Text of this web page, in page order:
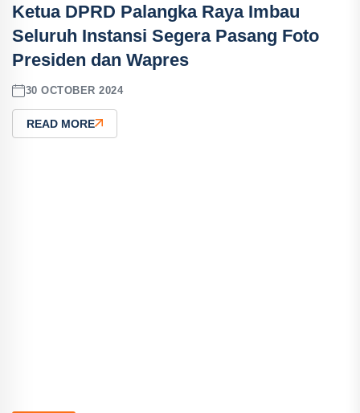
Ketua DPRD Palangka Raya Imbau
Seluruh Instansi Segera Pasang Foto
Presiden dan Wapres
30 OCTOBER 2024
READ MORE